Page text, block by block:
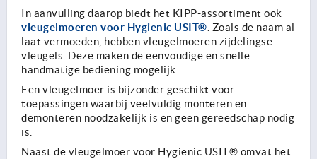
In aanvulling daarop biedt het KIPP-assortiment ook
vleugelmoeren voor Hygienic USIT®. Zoals de naam al
laat vermoeden, hebben vleugelmoeren zijdelingse
vleugels. Deze maken de eenvoudige en snelle
handmatige bediening mogelijk.
Een vleugelmoer is bijzonder geschikt voor
toepassingen waarbij veelvuldig monteren en
demonteren noodzakelijk is en geen gereedschap nodig
is.
Naast de vleugelmoer voor Hygienic USIT® omvat het